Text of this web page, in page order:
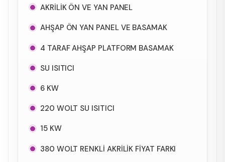
AKRİLİK ÖN VE YAN PANEL
AHŞAP ÖN YAN PANEL VE BASAMAK
4 TARAF AHŞAP PLATFORM BASAMAK
SU ISITICI
6 KW
220 WOLT SU ISITICI
15 KW
380 WOLT RENKLİ AKRİLİK FİYAT FARKI